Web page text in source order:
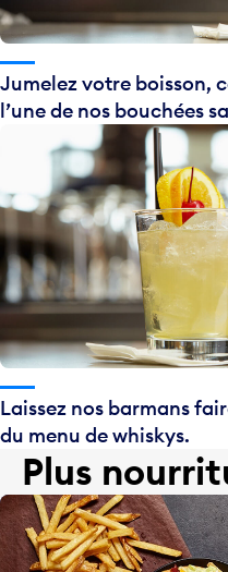
Jumelez votre boisson,
l’une de nos bouchées
Laissez nos barmans
du menu de whiskys.
Plus